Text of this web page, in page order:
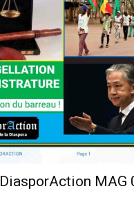
DiasporAction MAG